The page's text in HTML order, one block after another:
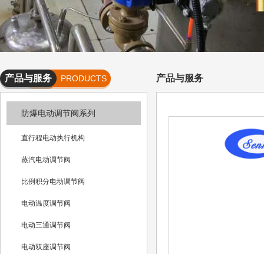
产品与服务
PRODUCTS
SERVICES
防爆电动调节阀系列
直行程电动执行机构
蒸汽电动调节阀
比例积分电动调节阀
电动温度调节阀
电动三通调节阀
电动双座调节阀
产品与服务